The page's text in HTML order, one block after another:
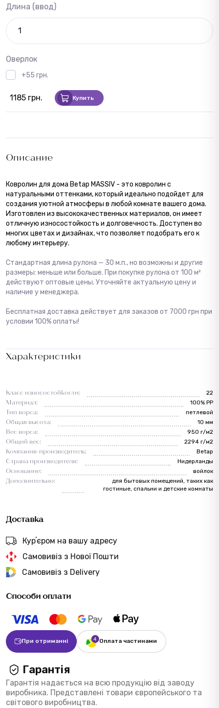
Описание
Ковролин для дома Betap MASSIV - это ковролин с
натуральными оттенками, который идеально подойдет для
создания уютной атмосферы в любой комнате вашего дома.
Изготовлен из высококачественных материалов, он имеет
отличную износостойкость и долговечность. Доступен во
многих цветах и дизайнах, что позволяет подобрать его к
любому интерьеру.
Стандартная длина рулона — 30 м.п., но возможны и другие
размеры: меньше или больше. При покупке рулона от 100 м²
действуют оптовые цены. Уточняйте актуальную цену и
наличие у менеджера.
Бесплатная доставка действует для заказов от 7000 грн при
условии 100% оплаты!
Характеристики
Класс износостойкости:
22
Материал:
100% PP
Тип ворса:
петлевой
Общая высота:
10 мм
Вес ворса:
950 г/м2
Общий вес:
2294 г/м2
Компания-производитель:
Betap
Страна производителя:
Нидерланды
Основание:
войлок
Дополнительно:
для бытовых помещений, таких как
гостиные, спальни и детские комнаты
Доставка
Курʼєром на вашу адресу
Самовивіз з Нової Пошти
Самовивіз з Delivery
Способи оплати
При отриманні Оплата частинами
Гарантія
Гарантія надається на всю продукцію від заводу
виробника. Представлені товари європейського та
світового виробництва.
Длина (ввод)
Оверлок
+55 грн.
1185 грн. Купить